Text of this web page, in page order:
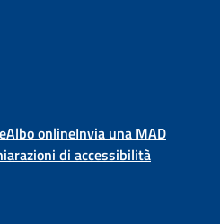
Albo onlineInvia una MAD
di accessibilità